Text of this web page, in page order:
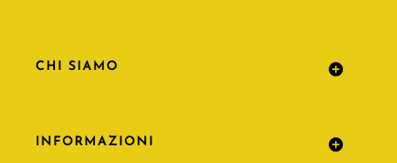
CHI SIAMO
INFORMAZIONI